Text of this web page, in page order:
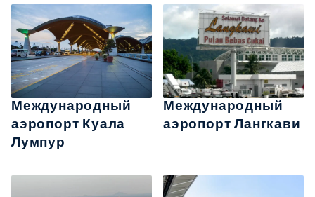
Международный
аэропорт Куала-
Лумпур
Международный
аэропорт Лангкави